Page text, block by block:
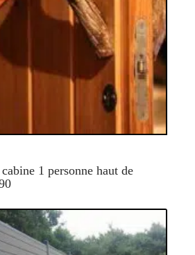
1 personne haut de